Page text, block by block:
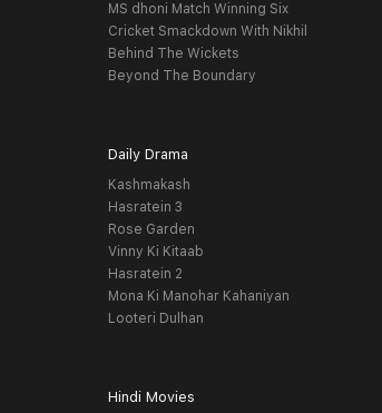
MS dhoni Match Winning Six
Cricket Smackdown With Nikhil
Behind The Wickets
Beyond The Boundary
Daily Drama
Kashmakash
Hasratein 3
Rose Garden
Vinny Ki Kitaab
Hasratein 2
Mona Ki Manohar Kahaniyan
Looteri Dulhan
Hindi Movies